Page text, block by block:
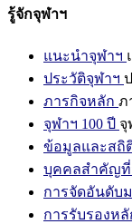
รู้จักจุฬาฯ
แนะนำจุฬาฯ
ประวัติจุฬาฯ
ภารกิจหลัก ภ
จุฬาฯ 100 ปี จุ
ข้อมูลและสถิ
บุคคลสำคัญที่
การจัดอันดับ
การรับรองห